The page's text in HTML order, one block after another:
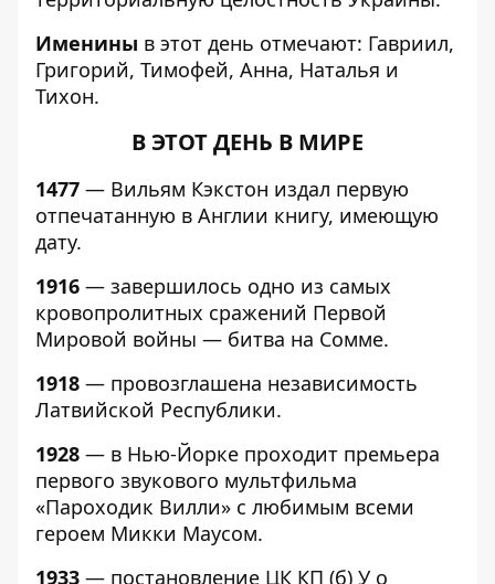
Именины в этот день отмечают: Гавриил,
Григорий, Тимофей, Анна, Наталья и
Тихон.
В ЭТОТ ДЕНЬ В МИРЕ
1477 — Вильям Кэкстон издал первую
отпечатанную в Англии книгу, имеющую
дату.
1916 — завершилось одно из самых
кровопролитных сражений Первой
Мировой войны — битва на Сомме.
1918 — провозглашена независимость
Латвийской Республики.
1928 — в Нью-Йорке проходит премьера
первого звукового мультфильма
«Пароходик Вилли» с любимым всеми
героем Микки Маусом.
1933 — постановление ЦК КП (б) У о